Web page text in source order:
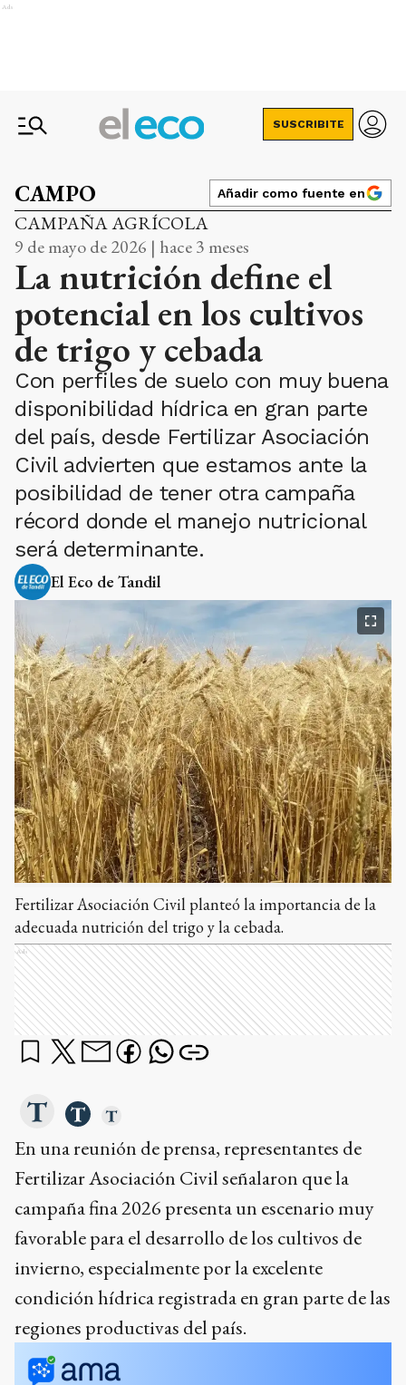
Ads
SUSCRIBITE
CAMPO Añadir como fuente en
CAMPAÑA AGRÍCOLA
9 de mayo de 2026 | hace 3 meses
La nutrición define el
potencial en los cultivos
de trigo y cebada
Con perfiles de suelo con muy buena
disponibilidad hídrica en gran parte
del país, desde Fertilizar Asociación
Civil advierten que estamos ante la
posibilidad de tener otra campaña
récord donde el manejo nutricional
será determinante.
El Eco de Tandil
Fertilizar Asociación Civil planteó la importancia de la
adecuada nutrición del trigo y la cebada.
Ads
En una reunión de prensa, representantes de
Fertilizar Asociación Civil señalaron que la
campaña fina 2026 presenta un escenario muy
favorable para el desarrollo de los cultivos de
invierno, especialmente por la excelente
condición hídrica registrada en gran parte de las
regiones productivas del país.